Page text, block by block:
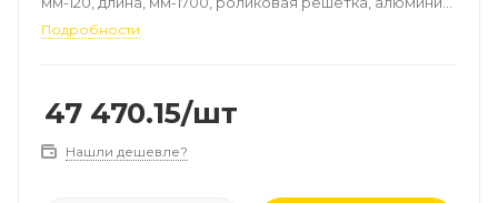
цвет-натуральный, рамка-алюминий, мощность, Вт
Подробности
47 470.15/шт
Нашли дешевле?